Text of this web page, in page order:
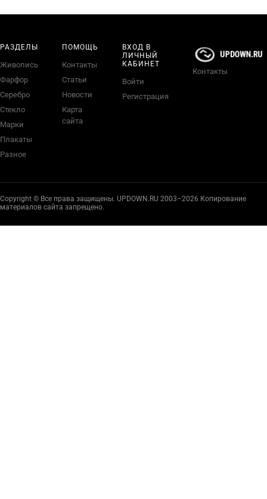
РАЗДЕЛЫ
Живопись
Фарфор
Серебро
Стекло
Марки
Плакаты
Разное
ПОМОЩЬ
Контакты
Статьи
Новости
Карта
сайта
ВХОД В
ЛИЧНЫЙ
КАБИНЕТ
Войти
Регистрация
Контакты
Copyright © Все права защищены. UPDOWN.RU 2003–2026 Копирование
материалов сайта запрещено.